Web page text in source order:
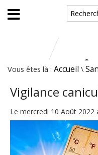
Aller au contenu principal
Vous êtes là : Accueil \
Vigilance
Le mercredi 10 Août 2022